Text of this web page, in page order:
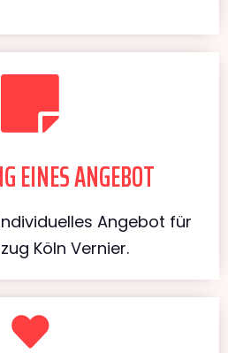
EINES ANGEBOT
Angebot für
Köln Vernier.